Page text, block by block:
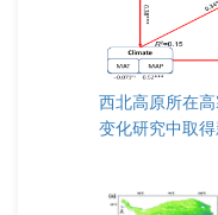
西北高原所在
变化研究中取